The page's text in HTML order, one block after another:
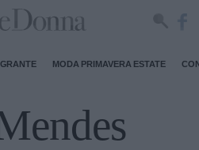
MODA PRIMAVERA ESTATE